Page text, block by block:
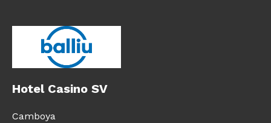
Hotel Casino SV
Camboya